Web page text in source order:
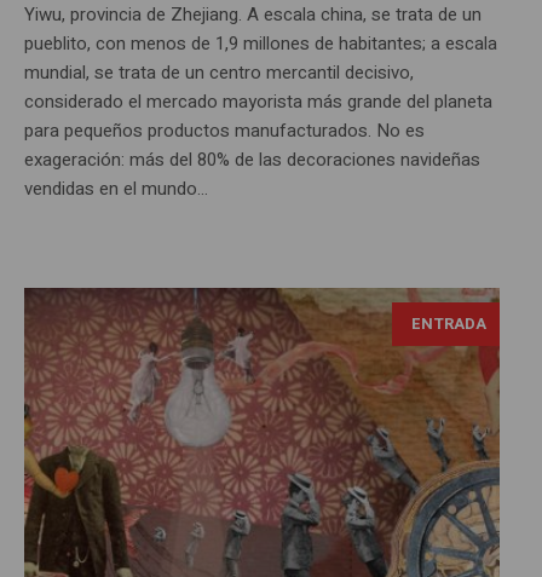
Yiwu, provincia de Zhejiang. A escala china, se trata de un
pueblito, con menos de 1,9 millones de habitantes; a escala
mundial, se trata de un centro mercantil decisivo,
considerado el mercado mayorista más grande del planeta
para pequeños productos manufacturados. No es
exageración: más del 80% de las decoraciones navideñas
vendidas en el mundo...
ENTRADA